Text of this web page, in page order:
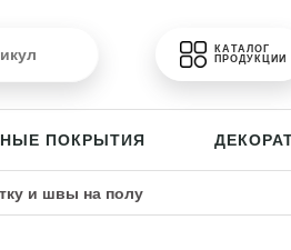
КАТАЛОГ
ПРОДУКЦИИ
ПОКРЫТИЯ
и швы на полу